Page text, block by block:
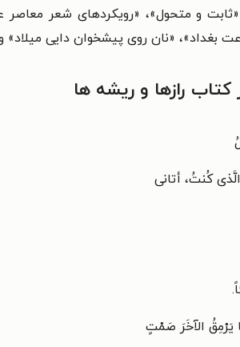
و متحول»، «رویکردهای شعر
بغداد»، «نان روی پیشخوان دایی
رازها و ریشه ها
کُنتُ، أتانی
یَرْمِقُ الآخَرَ صَمْتٍ